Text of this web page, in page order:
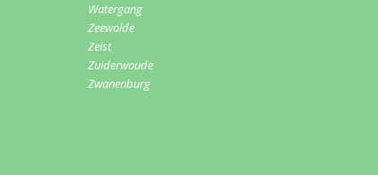
Watergang
Zeewolde
Zeist
Zuiderwoude
Zwanenburg